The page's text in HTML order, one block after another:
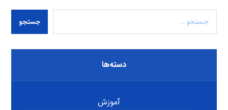
جستجو
دسته‌ها
آموزش